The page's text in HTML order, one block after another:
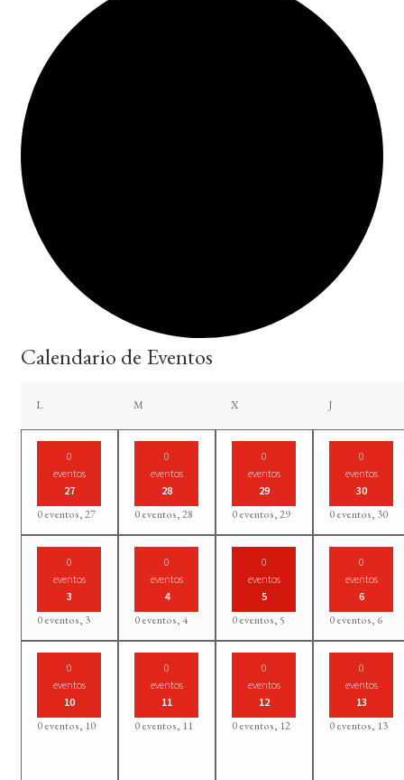
Calendario de Eventos
Llunes Mmartes Xmiércoles Jjueves
0
eventos
27
0 eventos,27
0
eventos
28
0 eventos,28
0
eventos
29
0 eventos,29
0
eventos
30
0 eventos, 30
0
eventos
3
0 eventos, 3
0
eventos
4
0 eventos, 4
0
eventos
5
0 eventos,5
0
eventos
6
0 eventos, 6
0
eventos
10
0 eventos, 10
0
eventos
11
0 eventos, 11
0
eventos
12
0 eventos, 12
0
eventos
13
0 eventos, 13